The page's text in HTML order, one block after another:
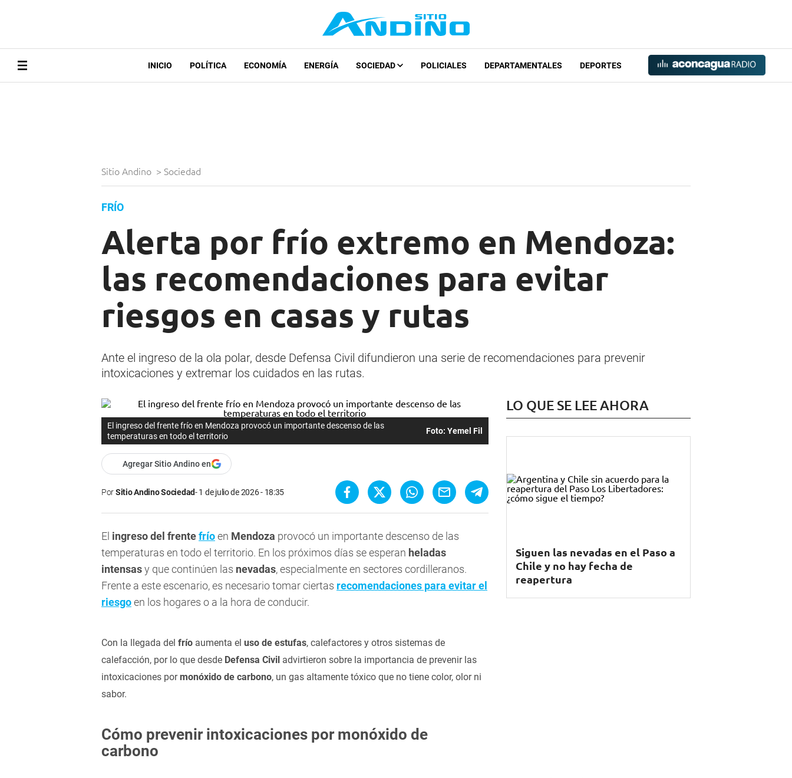
INICIO POLÍTICA ECONOMÍA ENERGÍA SOCIEDAD POLICIALES DEPARTAMENTALES DEPORTES
Sitio Andino > Sociedad
FRÍO
Alerta por frío extremo en Mendoza:
las recomendaciones para evitar
riesgos en casas y rutas
Ante el ingreso de la ola polar, desde Defensa Civil difundieron una serie de recomendaciones para prevenir
intoxicaciones y extremar los cuidados en las rutas.
El ingreso del frente frío en Mendoza provocó un importante descenso de las
temperaturas en todo el territorio
Foto: Yemel Fil
Agregar Sitio Andino en
PorSitio Andino Sociedad 1 de julio de 2026 - 18:35
El ingreso del frentefríoen Mendoza provocó un importante descenso de las
temperaturas en todo el territorio. En los próximos días se esperan heladas
intensasy que continúen las nevadas, especialmente en sectores cordilleranos.
Frente a este escenario, es necesario tomar ciertas recomendaciones para evitar el
riesgoen los hogares o a la hora de conducir.
Con la llegada del frío aumenta el uso de estufas, calefactores y otros sistemas de
calefacción, por lo que desde Defensa Civil advirtieron sobre la importancia de prevenir las
intoxicaciones por monóxido de carbono, un gas altamente tóxico que no tiene color, olor ni
sabor.
Cómo prevenir intoxicaciones por monóxido de
carbono
LO QUE SE LEE AHORA
Siguen las nevadas en el Paso a
Chile y no hay fecha de
reapertura